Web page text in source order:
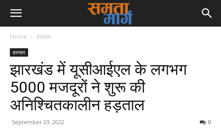
Home हलचल
हलचल
झारखंड में यूसीआईएल के लगभग
5000 मजदूरों ने शुरू की
अनिश्चितकालीन हड़ताल
September 23, 2022 0